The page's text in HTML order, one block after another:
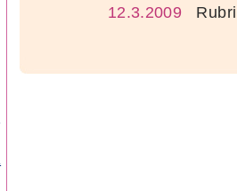
12.3.2009